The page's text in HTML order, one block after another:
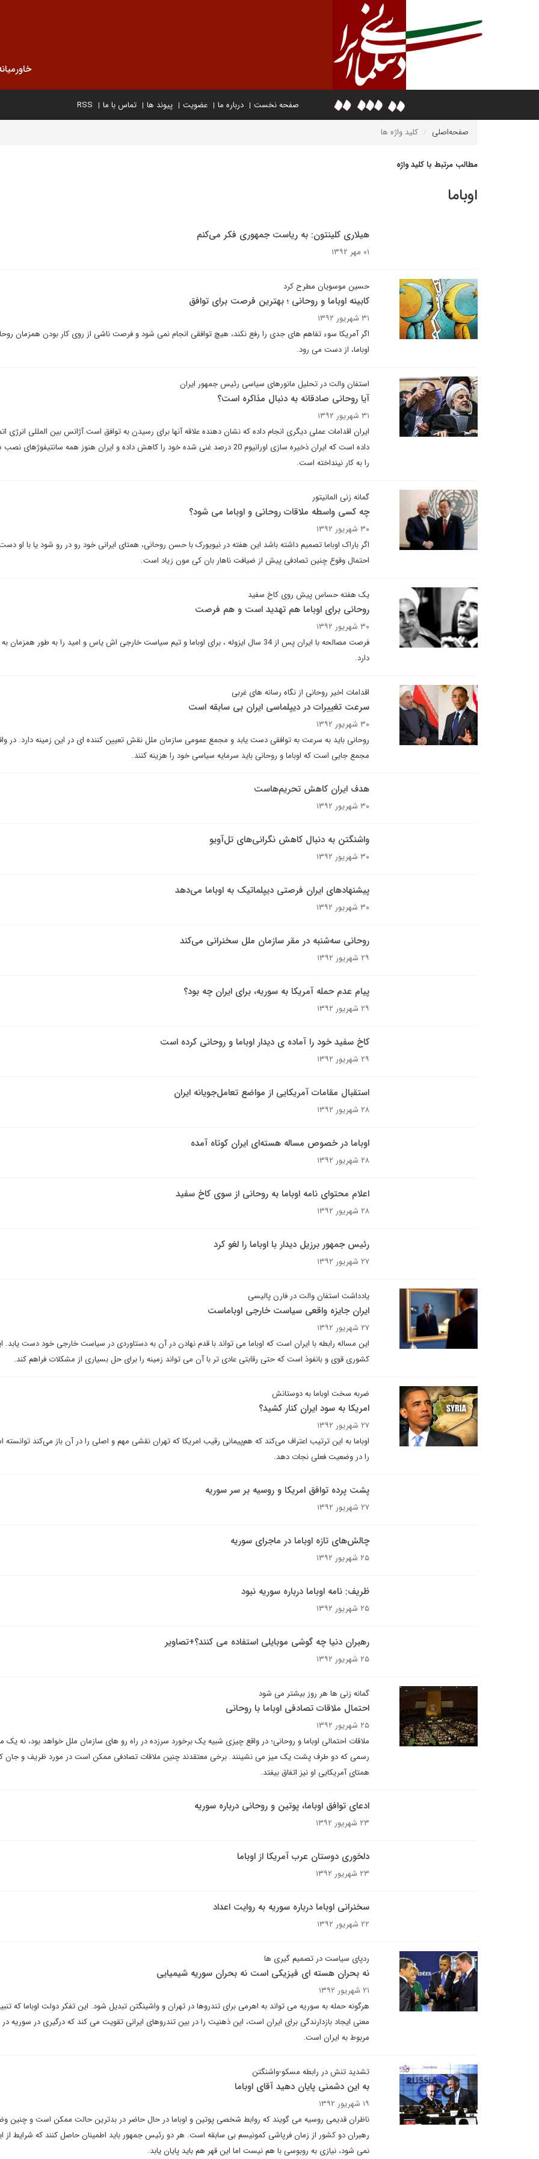
صفحه نخست درباره ما عضویت پیوند ها تماس با ما RSS
صفحه‌اصلی کلید واژه ها
مطالب مرتبط با کلید واژه
اوباما
هیلاری کلینتون: به ریاست جمهوری فکر می‌کنم
۰۱ مهر ۱۳۹۲
حسین موسویان مطرح کرد
کابینه اوباما و روحانی ؛ بهترین فرصت برای توافق
۳۱ شهریور ۱۳۹۲
اگر آمریکا سوء تفاهم های جدی را رفع نکند، هیچ توافقی انجام نمی شود و فرصت ناشی از روی کار بودن همزمان
اوباما، از دست می رود.
استفان والت در تحلیل مانورهای سیاسی رئیس جمهور ایران
آیا روحانی صادقانه به دنبال مذاکره است؟
۳۱ شهریور ۱۳۹۲
ایران اقدامات عملی دیگری انجام داده که نشان دهنده علاقه آنها برای رسیدن به توافق است.آژانس بین المللی انرژی
داده است که ایران ذخیره سازی اورانیوم 20 درصد غنی شده خود را کاهش داده و ایران هنوز همه
را به کار نینداخته است.
گمانه زنی المانیتور
چه کسی واسطه ملاقات روحانی و اوباما می شود؟
۳۰ شهریور ۱۳۹۲
اگر باراک اوباما تصمیم داشته باشد این هفته در نیویورک با حسن روحانی، همتای ایرانی خود رو در رو شود یا با او
احتمال وقوع چنین تصادفی پیش از ضیافت ناهار بان کی مون زیاد است.
یک هفته حساس پیش روی کاخ سفید
روحانی برای اوباما هم تهدید است و هم فرصت
۳۰ شهریور ۱۳۹۲
فرصت مصالحه با ایران پس از 34 سال ایزوله ، برای اوباما و تیم سیاست خارجی اش یاس و امید را به طور همزمان
دارد.
اقدامات اخیر روحانی از نگاه رسانه های غربی
سرعت تغییرات در دیپلماسی ایران بی سابقه است
۳۰ شهریور ۱۳۹۲
روحانی باید به سرعت به توافقی دست یابد و مجمع عمومی سازمان ملل نقش تعیین کننده ای در این زمینه دارد. در
مجمع جایی است که اوباما و روحانی باید سرمایه سیاسی خود را هزینه کنند.
هدف ایران کاهش تحریم‌هاست
۳۰ شهریور ۱۳۹۲
واشنگتن به دنبال کاهش نگرانی‌های تل‌آویو
۳۰ شهریور ۱۳۹۲
پیشنهادهای ایران فرصتی دیپلماتیک به اوباما می‌دهد
۳۰ شهریور ۱۳۹۲
روحانی سه‌شنبه در مقر سازمان ملل سخنرانی می‌کند
۲۹ شهریور ۱۳۹۲
پیام عدم حمله آمریکا به سوریه، برای ایران چه بود؟
۲۹ شهریور ۱۳۹۲
کاخ سفید خود را آماده ی دیدار اوباما و روحانی کرده است
۲۹ شهریور ۱۳۹۲
استقبال مقامات آمریکایی از مواضع تعامل‌جویانه ایران
۲۸ شهریور ۱۳۹۲
اوباما در خصوص مساله هسته‌ای ایران کوتاه آمده
۲۸ شهریور ۱۳۹۲
اعلام محتوای نامه اوباما به روحانی از سوی کاخ سفید
۲۸ شهریور ۱۳۹۲
رئیس جمهور برزیل دیدار با اوباما را لغو کرد
۲۷ شهریور ۱۳۹۲
یادداشت استفان والت در فارن پالیسی
ایران جایزه واقعی سیاست خارجی اوباماست
۲۷ شهریور ۱۳۹۲
این مساله رابطه با ایران است که اوباما می تواند با قدم نهادن در آن به دستاوردی در سیاست خارجی خود دست یابد.
کشوری قوی و بانفوذ است که حتی رقابتی عادی تر با آن می تواند زمینه را برای حل بسیاری از مشکلات فراهم کند.
ضربه سخت اوباما به دوستانش
امریکا به سود ایران کنار کشید؟
۲۷ شهریور ۱۳۹۲
اوباما به این ترتیب اعتراف می‌کند که هم‌پیمانی رقیب امریکا که تهران نقشی مهم و اصلی را در آن باز می‌کند
را در وضعیت فعلی نجات دهد.
پشت پرده توافق امریکا و روسیه بر سر سوریه
۲۷ شهریور ۱۳۹۲
چالش‌های تازه اوباما در ماجرای سوریه
۲۵ شهریور ۱۳۹۲
ظریف: نامه اوباما درباره سوریه نبود
۲۵ شهریور ۱۳۹۲
رهبران دنیا چه گوشی موبایلی استفاده می کنند؟+تصاویر
۲۵ شهریور ۱۳۹۲
گمانه زنی ها هر روز بیشتر می شود
احتمال ملاقات تصادفی اوباما با روحانی
۲۵ شهریور ۱۳۹۲
ملاقات احتمالی اوباما و روحانی؛ در واقع چیزی شبیه یک برخورد سرزده در راه رو های سازمان ملل خواهد بود، نه یک
رسمی که دو طرف پشت یک میز می نشینند. برخی معتقدند چنین ملاقات تصادفی ممکن است در مورد ظریف و جان
همتای آمریکایی او نیز اتفاق بیفتد.
ادعای توافق اوباما، پوتین و روحانی درباره سوریه
۲۳ شهریور ۱۳۹۲
دلخوری دوستان عرب آمریکا از اوباما
۲۳ شهریور ۱۳۹۲
سخنرانی اوباما درباره سوریه به روایت اعداد
۲۲ شهریور ۱۳۹۲
ردپای سیاست در تصمیم گیری ها
نه بحران هسته ای فیزیکی است نه بحران سوریه شیمیایی
۲۱ شهریور ۱۳۹۲
هرگونه حمله به سوریه می تواند به اهرمی برای تندروها در تهران و واشینگتن تبدیل شود. این تفکر دولت اوباما که
معنی ایجاد بازدارندگی برای ایران است، این ذهنیت را در بین تندروهای ایرانی تقویت می کند که درگیری در سوریه در
مربوط به ایران است.
تشدید تنش در رابطه مسکو-واشنگتن
به این دشمنی پایان دهید آقای اوباما
۱۹ شهریور ۱۳۹۲
ناظران قدیمی روسیه می گویند که روابط شخصی پوتین و اوباما در حال حاضر در بدترین حالت ممکن است و چنین
رهبران دو کشور از زمان فرپاشی کمونیسم بی سابقه است. هر دو رئیس جمهور باید اطمینان حاصل کنند که شرایط از
نمی شود، نیازی به روبوسی با هم نیست اما این قهر هم باید پایان یابد.